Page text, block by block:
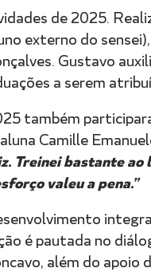
de 2025.
externo do
Gustavo
a serem
também
Camille
Treinei bastante ao
valeu a pena.”
é pautada no
além do apoio